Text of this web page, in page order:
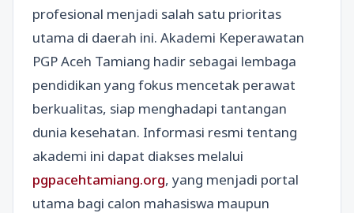
profesional menjadi salah satu prioritas
utama di daerah ini. Akademi Keperawatan
PGP Aceh Tamiang hadir sebagai lembaga
pendidikan yang fokus mencetak perawat
berkualitas, siap menghadapi tantangan
dunia kesehatan. Informasi resmi tentang
akademi ini dapat diakses melalui
pgpacehtamiang.org, yang menjadi portal
utama bagi calon mahasiswa maupun